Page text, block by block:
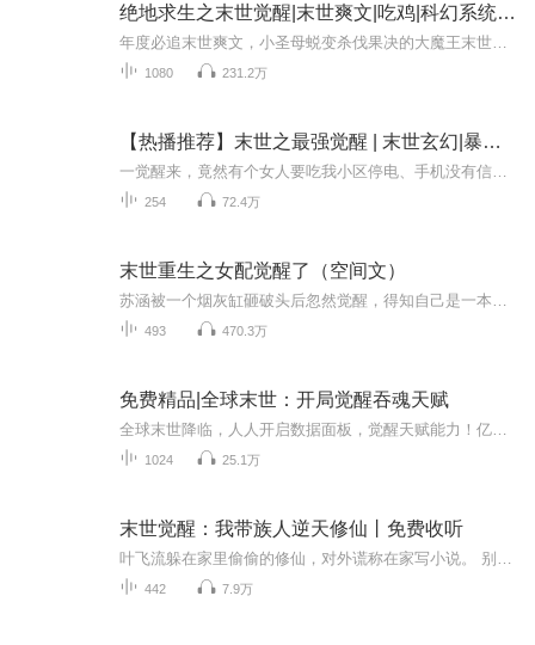
绝地求生之末世觉醒|末世爽文|吃鸡|科幻系统|精品
1080 231.2万
【热播推荐】末世之最强觉醒 | 末世玄幻|暴爽修真
254 72.4万
末世重生之女配觉醒了（空间文）
493 470.3万
免费精品|全球末世：开局觉醒吞魂天赋
1024 25.1万
末世觉醒：我带族人逆天修仙丨免费收听
442 7.9万